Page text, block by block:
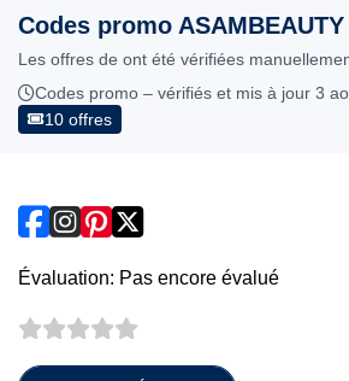
Codes promo
Les offres de ont été vérifiées
Codes promo – vérifiés et mis à jour 3
10 offres
Évaluation: Pas encore évalué